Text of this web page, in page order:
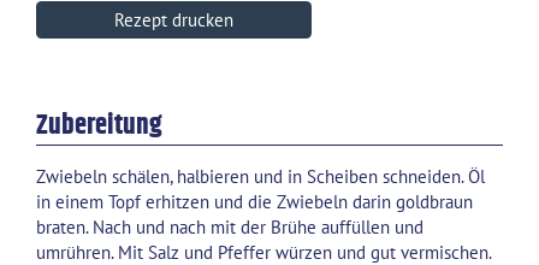
Rezept drucken
Zubereitung
Zwiebeln schälen, halbieren und in Scheiben schneiden. Öl
in einem Topf erhitzen und die Zwiebeln darin goldbraun
braten. Nach und nach mit der Brühe auffüllen und
umrühren. Mit Salz und Pfeffer würzen und gut vermischen.